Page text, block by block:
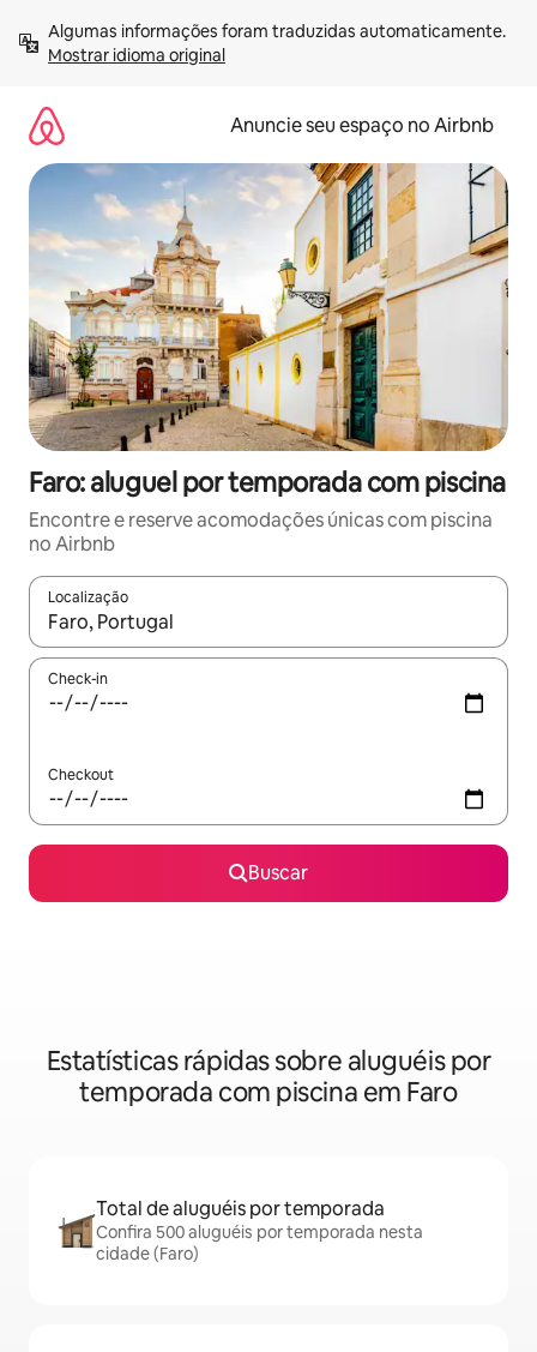
para
Mostrar idioma original
Anuncie seu espaço no Airbnb
Faro: aluguel por temporada com piscina
Encontre e reserve acomodações únicas com piscina
no Airbnb
Localização
Quando os resultados estiverem disponíveis, explore-os
Check-in
Checkout
Buscar
Estatísticas rápidas sobre aluguéis por
temporada com piscina em Faro
Total de aluguéis por temporada
Confira 500 aluguéis por temporada nesta
cidade (Faro)